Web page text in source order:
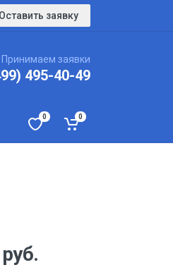
Оставить заявку
заявки
495-40-49
0 0
руб.